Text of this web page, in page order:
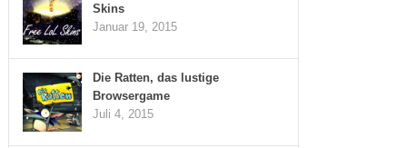
Skins
Januar 19, 2015
Die Ratten, das lustige
Browsergame
Juli 4, 2015